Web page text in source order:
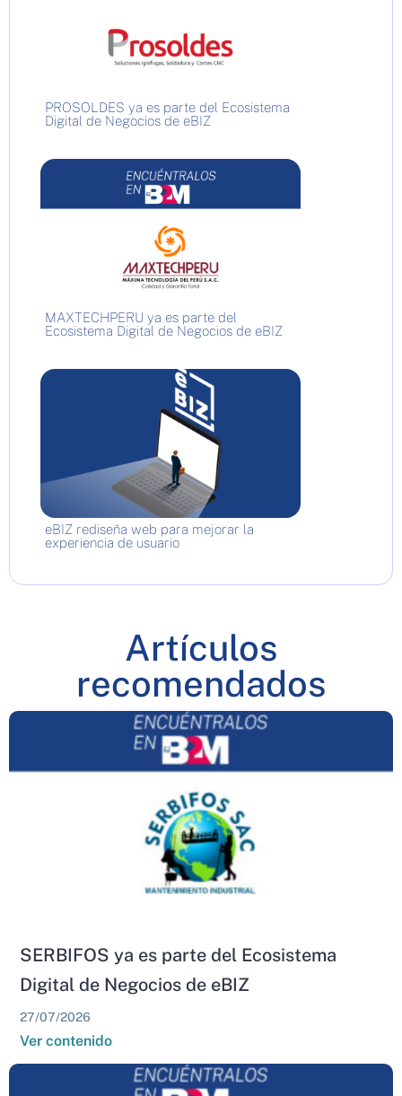
PROSOLDES ya es parte del Ecosistema
Digital de Negocios de eBIZ
MAXTECHPERU ya es parte del
Ecosistema Digital de Negocios de eBIZ
eBIZ rediseña web para mejorar la
experiencia de usuario
Artículos
recomendados
SERBIFOS ya es parte del Ecosistema
Digital de Negocios de eBIZ
27/07/2026
Ver contenido